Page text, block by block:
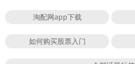
淘配网app下载
如何购买股票入门